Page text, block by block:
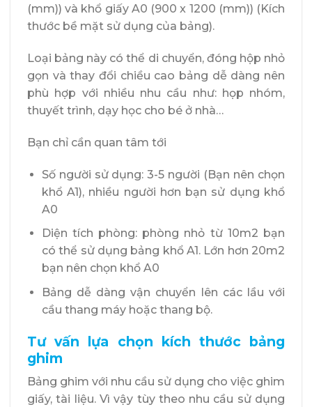
(mm)) và khổ giấy A0 (900 x 1200 (mm)) (Kích
thước bề mặt sử dụng của bảng).
Loại bảng này có thể di chuyển, đóng hộp nhỏ
gọn và thay đổi chiều cao bảng dễ dàng nên
phù hợp với nhiều nhu cầu như: họp nhóm,
thuyết trình, dạy học cho bé ở nhà…
Bạn chỉ cần quan tâm tới
Số người sử dụng: 3-5 người (Bạn nên chọn
khổ A1), nhiều người hơn bạn sử dụng khổ
A0
Diện tích phòng: phòng nhỏ từ 10m2 bạn
có thể sử dụng bảng khổ A1. Lớn hơn 20m2
bạn nên chọn khổ A0
Bảng dễ dàng vận chuyển lên các lầu với
cầu thang máy hoặc thang bộ.
Tư vấn lựa chọn kích thước bảng
ghim
Bảng ghim với nhu cầu sử dụng cho việc ghim
giấy, tài liệu. Vì vậy tùy theo nhu cầu sử dụng